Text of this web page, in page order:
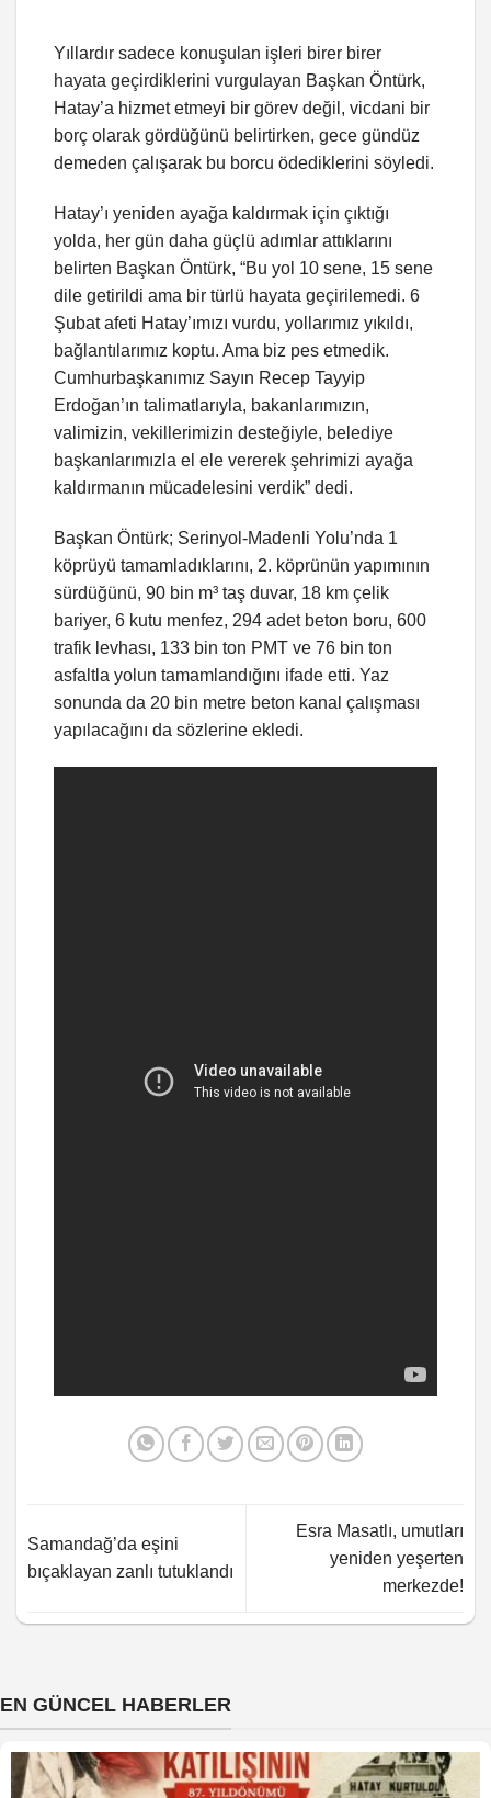
Yıllardır sadece konuşulan işleri birer birer
hayata geçirdiklerini vurgulayan Başkan Öntürk,
Hatay’a hizmet etmeyi bir görev değil, vicdani bir
borç olarak gördüğünü belirtirken, gece gündüz
demeden çalışarak bu borcu ödediklerini söyledi.
Hatay’ı yeniden ayağa kaldırmak için çıktığı
yolda, her gün daha güçlü adımlar attıklarını
belirten Başkan Öntürk, “Bu yol 10 sene, 15 sene
dile getirildi ama bir türlü hayata geçirilemedi. 6
Şubat afeti Hatay’ımızı vurdu, yollarımız yıkıldı,
bağlantılarımız koptu. Ama biz pes etmedik.
Cumhurbaşkanımız Sayın Recep Tayyip
Erdoğan’ın talimatlarıyla, bakanlarımızın,
valimizin, vekillerimizin desteğiyle, belediye
başkanlarımızla el ele vererek şehrimizi ayağa
kaldırmanın mücadelesini verdik” dedi.
Başkan Öntürk; Serinyol-Madenli Yolu’nda 1
köprüyü tamamladıklarını, 2. köprünün yapımının
sürdüğünü, 90 bin m³ taş duvar, 18 km çelik
bariyer, 6 kutu menfez, 294 adet beton boru, 600
trafik levhası, 133 bin ton PMT ve 76 bin ton
asfaltla yolun tamamlandığını ifade etti. Yaz
sonunda da 20 bin metre beton kanal çalışması
yapılacağını da sözlerine ekledi.
Samandağ’da eşini
bıçaklayan zanlı tutuklandı
Esra Masatlı, umutları
yeniden yeşerten
merkezde!
EN GÜNCEL HABERLER